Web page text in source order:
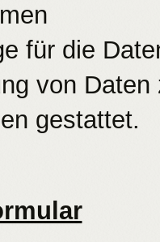
für die
von
gestattet.